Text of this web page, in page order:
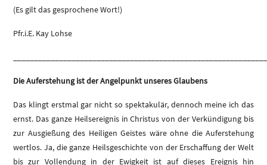
(Es gilt das gesprochene Wort!)
Pfr.i.E. Kay Lohse
Die Auferstehung ist der Angelpunkt unseres Glaubens
Das klingt erstmal gar nicht so spektakulär, dennoch meine ich das
ernst. Das ganze Heilsereignis in Christus von der Verkündigung bis
zur Ausgießung des Heiligen Geistes wäre ohne die Auferstehung
wertlos. Ja, die ganze Heilsgeschichte von der Erschaffung der Welt
bis zur Vollendung in der Ewigkeit ist auf dieses Ereignis hin